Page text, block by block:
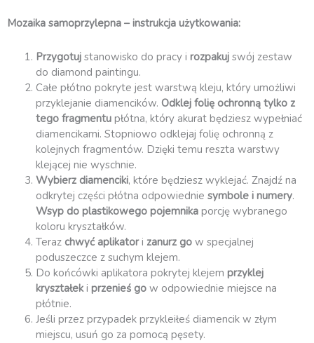
Mozaika samoprzylepna – instrukcja użytkowania:
Przygotujstanowisko do pracy irozpakuj swój zestaw
do diamond paintingu.
Całe płótno pokryte jest warstwą kleju, który umożliwi
przyklejanie diamencików. Odklej folię ochronną tylko z
tego fragmentu płótna, który akurat będziesz wypełniać
diamencikami. Stopniowo odklejaj folię ochronną z
kolejnych fragmentów. Dzięki temu reszta warstwy
klejącej nie wyschnie.
Wybierz diamenciki, które będziesz wyklejać. Znajdź na
odkrytej części płótna odpowiedniesymbole i numery.
Wsyp do plastikowego pojemnika porcję wybranego
koloru kryształków.
Teraz chwyć aplikatori zanurz gow specjalnej
poduszeczce z suchym klejem.
Do końcówki aplikatora pokrytej klejemprzyklej
kryształekiprzenieś go w odpowiednie miejsce na
płótnie.
Jeśli przez przypadek przykleiłeś diamencik w złym
miejscu, usuń go za pomocą pęsety.